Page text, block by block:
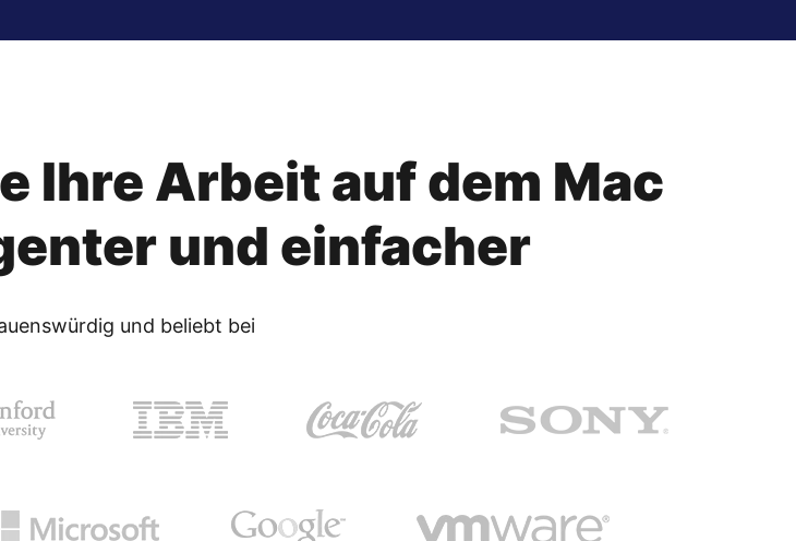
Ihre Arbeit auf dem Mac
und einfacher
und beliebt bei